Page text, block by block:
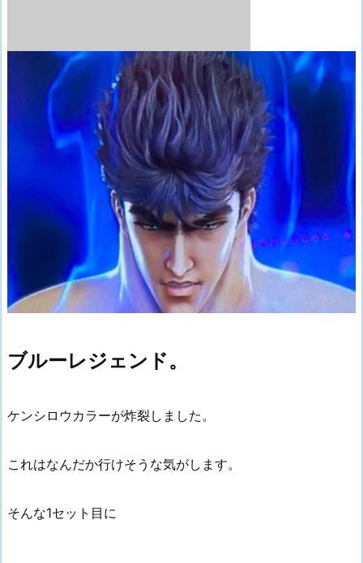
ブルーレジェンド。
ケンシロウカラーが炸裂しました。
これはなんだか行けそうな気がします。
そんな1セット目に